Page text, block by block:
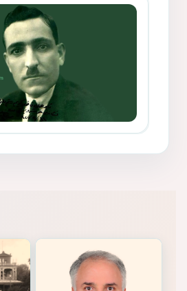
Kuruluş Çalışmaları- 8